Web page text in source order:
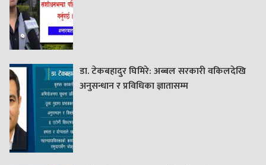
डा. टेकबहादुर घिमिरे: अब्बल सरकारी वकिलदेखि
अनुसन्धान र प्रविधिका ज्ञातासम्म